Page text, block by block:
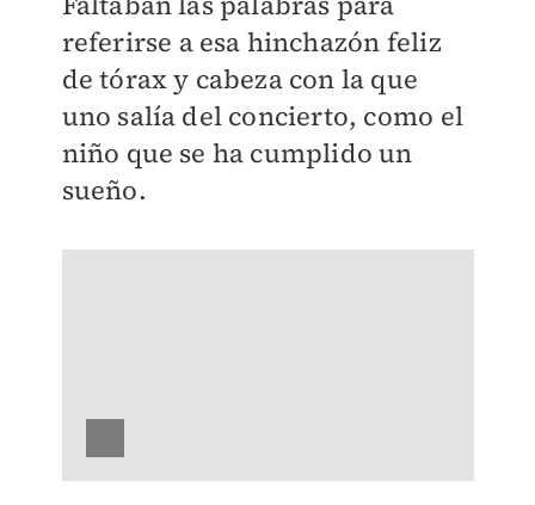
referirse a esa hinchazón feliz
de tórax y cabeza con la que
uno salía del concierto, como el
niño que se ha cumplido un
sueño.